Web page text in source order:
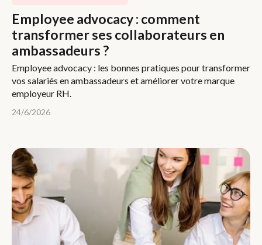
Employee advocacy : comment
transformer ses collaborateurs en
ambassadeurs ?
Employee advocacy : les bonnes pratiques pour transformer
vos salariés en ambassadeurs et améliorer votre marque
employeur RH.
24/6/2026